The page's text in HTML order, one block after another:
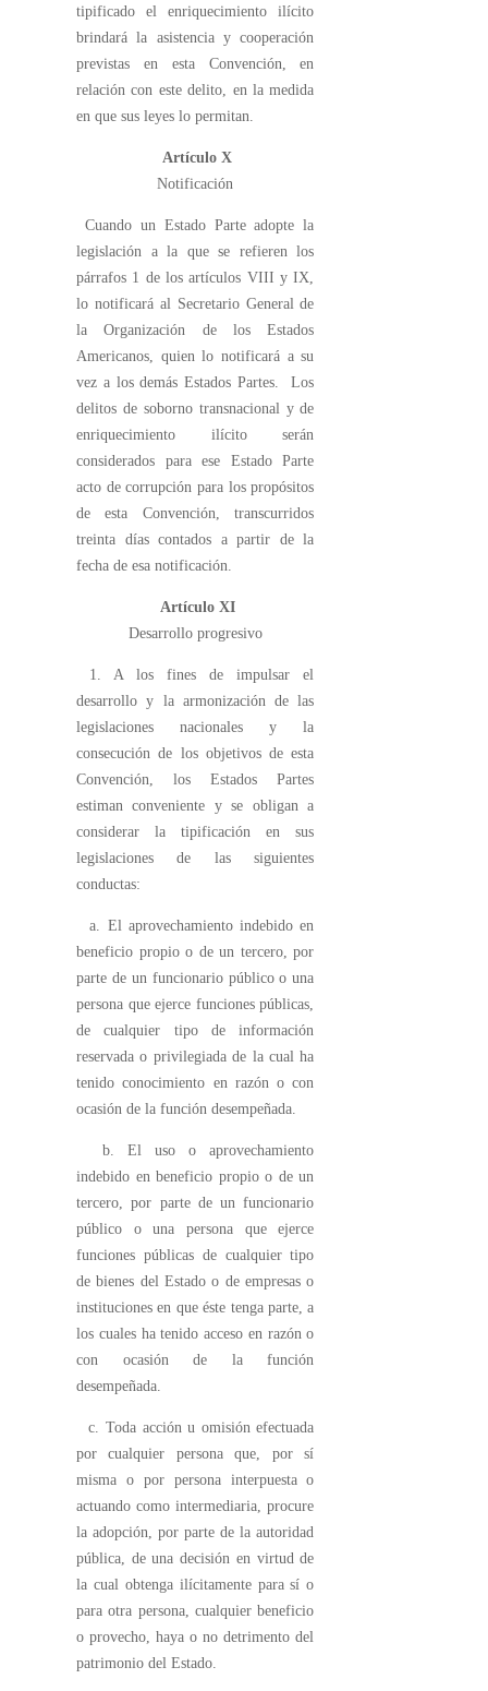
tipificado el enriquecimiento ilícito
brindará la asistencia y cooperación
previstas en esta Convención, en
relación con este delito, en la medida
en que sus leyes lo permitan.
Artículo X
Notificación
Cuando un Estado Parte adopte la
legislación a la que se refieren los
párrafos 1 de los artículos VIII y IX,
lo notificará al Secretario General de
la Organización de los Estados
Americanos, quien lo notificará a su
vez a los demás Estados Partes. Los
delitos de soborno transnacional y de
enriquecimiento ilícito serán
considerados para ese Estado Parte
acto de corrupción para los propósitos
de esta Convención, transcurridos
treinta días contados a partir de la
fecha de esa notificación.
Artículo XI
Desarrollo progresivo
1. A los fines de impulsar el
desarrollo y la armonización de las
legislaciones nacionales y la
consecución de los objetivos de esta
Convención, los Estados Partes
estiman conveniente y se obligan a
considerar la tipificación en sus
legislaciones de las siguientes
conductas:
a. El aprovechamiento indebido en
beneficio propio o de un tercero, por
parte de un funcionario público o una
persona que ejerce funciones públicas,
de cualquier tipo de información
reservada o privilegiada de la cual ha
tenido conocimiento en razón o con
ocasión de la función desempeñada.
b. El uso o aprovechamiento
indebido en beneficio propio o de un
tercero, por parte de un funcionario
público o una persona que ejerce
funciones públicas de cualquier tipo
de bienes del Estado o de empresas o
instituciones en que éste tenga parte, a
los cuales ha tenido acceso en razón o
con ocasión de la función
desempeñada.
c. Toda acción u omisión efectuada
por cualquier persona que, por sí
misma o por persona interpuesta o
actuando como intermediaria, procure
la adopción, por parte de la autoridad
pública, de una decisión en virtud de
la cual obtenga ilícitamente para sí o
para otra persona, cualquier beneficio
o provecho, haya o no detrimento del
patrimonio del Estado.